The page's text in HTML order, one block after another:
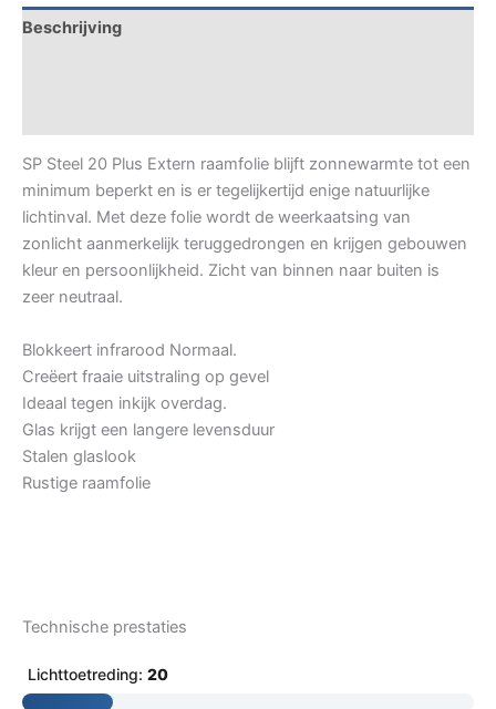
Beschrijving
SP Steel 20 Plus Extern raamfolie blijft zonnewarmte tot een
minimum beperkt en is er tegelijkertijd enige natuurlijke
lichtinval. Met deze folie wordt de weerkaatsing van
zonlicht aanmerkelijk teruggedrongen en krijgen gebouwen
kleur en persoonlijkheid. Zicht van binnen naar buiten is
zeer neutraal.
Blokkeert infrarood Normaal.
Creëert fraaie uitstraling op gevel
Ideaal tegen inkijk overdag.
Glas krijgt een langere levensduur
Stalen glaslook
Rustige raamfolie
Technische prestaties
Lichttoetreding: 20